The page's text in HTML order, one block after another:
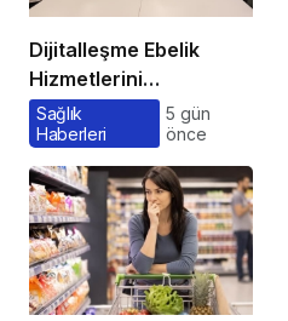
Dijitalleşme Ebelik
Hizmetlerini
Dönüştürüyor
Sağlık
Haberleri
5 gün
önce